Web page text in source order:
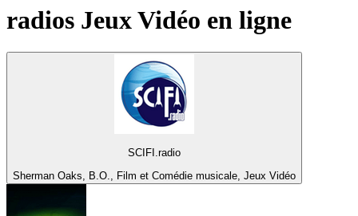
radios Jeux Vidéo en ligne
SCIFI.radio
Sherman Oaks, B.O., Film et Comédie musicale, Jeux Vidéo